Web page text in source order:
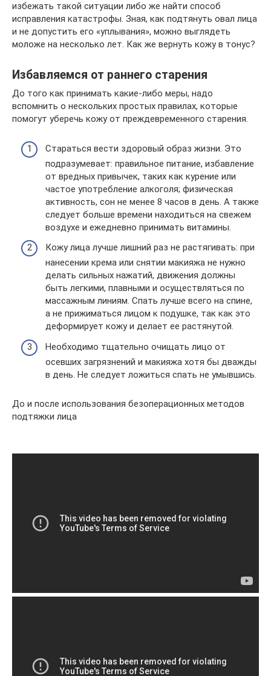
избежать такой ситуации либо же найти способ
исправления катастрофы. Зная, как подтянуть овал лица
и не допустить его «уплывания», можно выглядеть
моложе на несколько лет. Как же вернуть кожу в тонус?
Избавляемся от раннего старения
До того как принимать какие-либо меры, надо
вспомнить о нескольких простых правилах, которые
помогут уберечь кожу от преждевременного старения.
Стараться вести здоровый образ жизни. Это
подразумевает: правильное питание, избавление
от вредных привычек, таких как курение или
частое употребление алкоголя; физическая
активность, сон не менее 8 часов в день. А также
следует больше времени находиться на свежем
воздухе и ежедневно принимать витамины.
Кожу лица лучше лишний раз не растягивать: при
нанесении крема или снятии макияжа не нужно
делать сильных нажатий, движения должны
быть легкими, плавными и осуществляться по
массажным линиям. Спать лучше всего на спине,
а не прижиматься лицом к подушке, так как это
деформирует кожу и делает ее растянутой.
Необходимо тщательно очищать лицо от
осевших загрязнений и макияжа хотя бы дважды
в день. Не следует ложиться спать не умывшись.
До и после использования безоперационных методов
подтяжки лица